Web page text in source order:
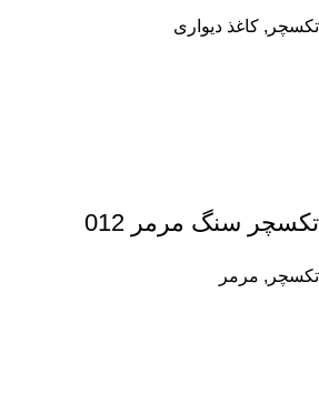
تکسچر , کاغذ دیواری
تکسچر سنگ مرمر 012
تکسچر , مرمر